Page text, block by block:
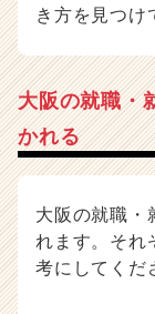
き方を見つけ
大阪の就職・
かれる
大阪の就職・
れます。それ
考にしてくだ